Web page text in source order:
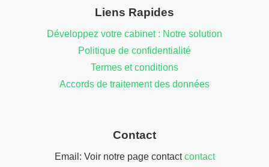
Liens Rapides
Développez votre cabinet : Notre solution
Politique de confidentialité
Termes et conditions
Accords de traitement des données
Contact
Email: Voir notre page contactcontact